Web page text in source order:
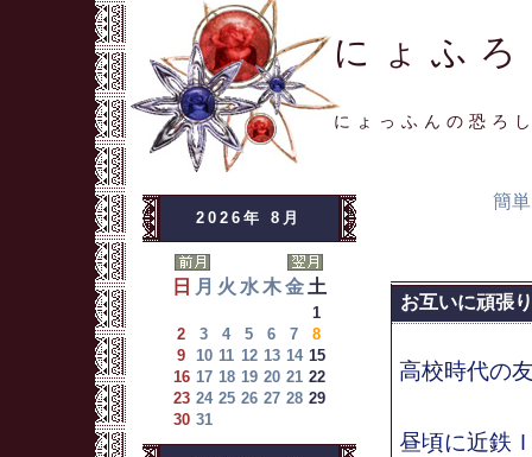
にょふ
にょっふんの恐ろ
2026年 8月
日 月 火 水 木 金 土
1
2
3 4 5 6 7
8
9 10 11 12 13 14 15
16 17 18 19 20 21 22
23 24 25 26 27 28 29
30 31
簡
お互いに頑張
高校時代の
昼頃に近鉄